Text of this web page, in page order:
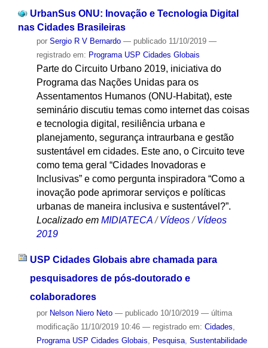
UrbanSus ONU: Inovação e Tecnologia Digital
nas Cidades Brasileiras
por Sergio R V Bernardo — publicado11/10/2019 —
registrado em: Programa USP Cidades Globais
Parte do Circuito Urbano 2019, iniciativa do
Programa das Nações Unidas para os
Assentamentos Humanos (ONU-Habitat), este
seminário discutiu temas como internet das coisas
e tecnologia digital, resiliência urbana e
planejamento, segurança intraurbana e gestão
sustentável em cidades. Este ano, o Circuito teve
como tema geral “Cidades Inovadoras e
Inclusivas” e como pergunta inspiradora “Como a
inovação pode aprimorar serviços e políticas
urbanas de maneira inclusiva e sustentável?”.
Localizado em MIDIATECA /Vídeos /Vídeos
2019
USP Cidades Globais abre chamada para
pesquisadores de pós-doutorado e
colaboradores
por Nelson Niero Neto — publicado10/10/2019 — última
modificação11/10/2019 10:46 — registrado em: Cidades
Programa USP Cidades Globais
Pesquisa, Sustentabilidade